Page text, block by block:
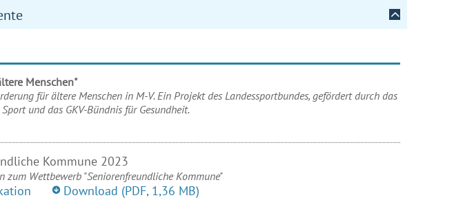
Menschen"
für ältere Menschen in M-V. Ein Projekt des Landessportbundes, gefördert durch das
und das GKV-Bündnis für Gesundheit.
Kommune 2023
zum Wettbewerb "Seniorenfreundliche Kommune"
Download (PDF, 1,36 MB)